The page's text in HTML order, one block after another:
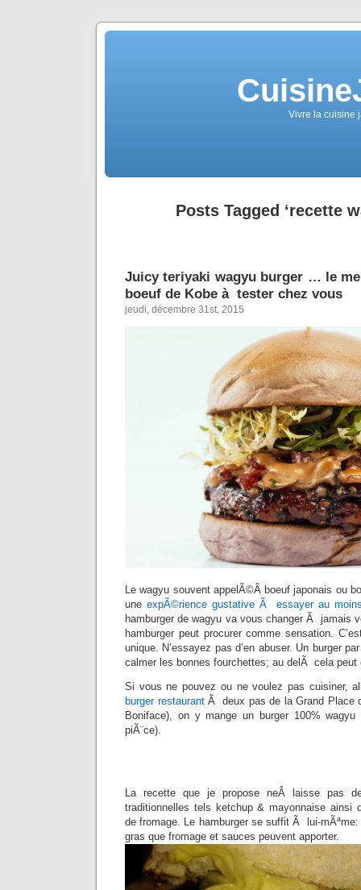
Vivre la cuisine
Posts Tagged ‘recette
Juicy teriyaki wagyu burger … le
boeuf de Kobe à tester chez vous
jeudi, décembre 31st, 2015
Le wagyu souvent appelÃ©Â boeuf japonais ou
une expÃ©rience gustative Ã essayer au
hamburger de wagyu va vous changer Ã jamais
hamburger peut procurer comme sensation.
unique. N’essayez pas d’en abuser. Un burger
calmer les bonnes fourchettes; au delÃ cela
Si vous ne pouvez ou ne voulez pas cuisiner,
burger restaurantÃ deux pas de la Grand Place
Boniface), on y mange un burger 100%
piÃ¨ce).
La recette que je propose neÂ laisse pas
traditionnelles tels ketchup & mayonnaise ainsi
de fromage. Le hamburger se suffit Ã lui-
gras que fromage et sauces peuvent apporter.